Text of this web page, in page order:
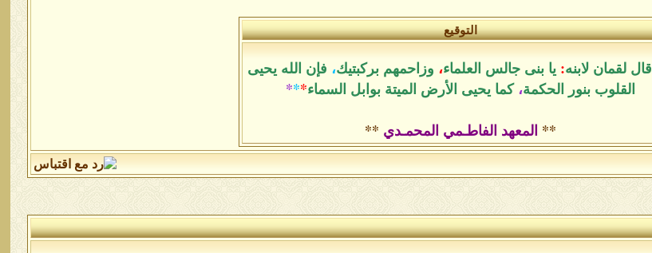
التوقيع
قال لقمان لابنه: يا بنى جالس العلماء، وزاحمهم بركبتيك، فإن الله يحيى
القلوب بنور الحكمة، كما يحيى الأرض الميتة بوابل السماء*
*
*
** المعهد الفاطـمي المحمـدي **